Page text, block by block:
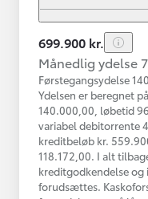
699.900 kr.
Månedlig ydelse
Førstegangsydelse
Ydelsen er beregnet
140.000,00, løbetid
variabel debitorrente
kreditbeløb kr.
118.172,00. I alt
kreditgodkendelse og
forudsættes.